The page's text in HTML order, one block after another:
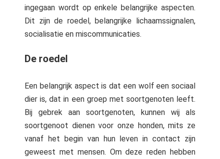
ingegaan wordt op enkele belangrijke aspecten.
Dit zijn de roedel, belangrijke lichaamssignalen,
socialisatie en miscommunicaties.
De roedel
Een belangrijk aspect is dat een wolf een sociaal
dier is, dat in een groep met soortgenoten leeft.
Bij gebrek aan soortgenoten, kunnen wij als
soortgenoot dienen voor onze honden, mits ze
vanaf het begin van hun leven in contact zijn
geweest met mensen. Om deze reden hebben